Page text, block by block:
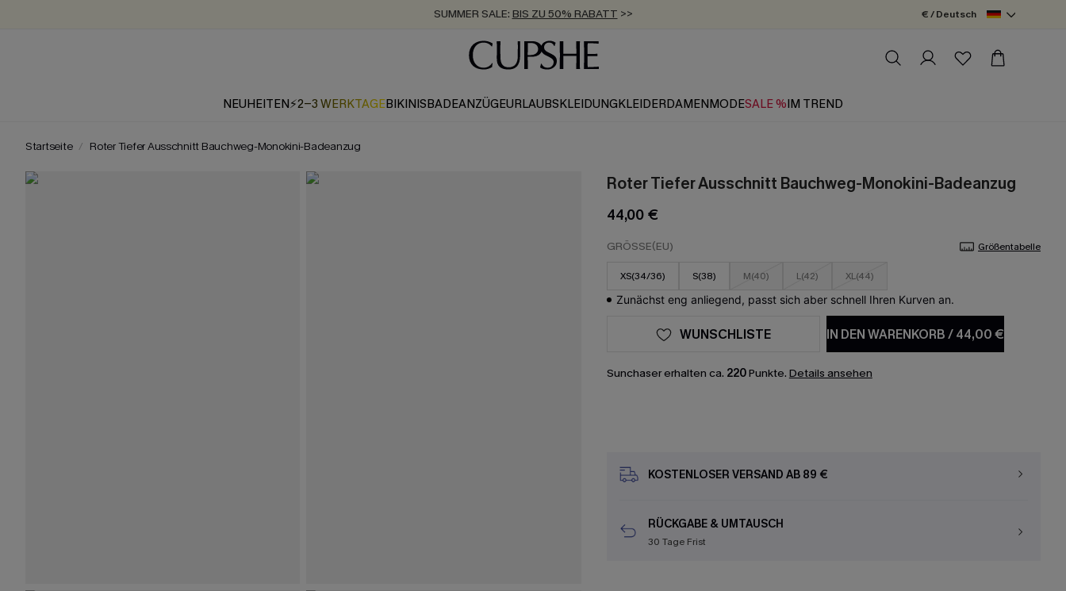
SUMMER SALE: BIS ZU 50% RABATT >>
ZUM NEWSLETTER:BIS ZU -20% EXTRA ERHALTEN
KOSTENLOSER VERSAND AB 89 €
€ / Deutsch
NEUHEITEN⚡2-3 WERKTAGEBIKINISBADEANZÜGEURLAUBSKLEIDUNGKLEIDERDAMENMODESALE %IM TREND
Startseite Roter Tiefer Ausschnitt Bauchweg-Monokini-Badeanzug
Roter Tiefer Ausschnitt Bauchweg-Monokini-Badeanzug
44,00 €
GRÖSSE(EU) Größentabelle
XS(34/36) S(38) M(40) L(42) XL(44)
Zunächst eng anliegend, passt sich aber schnell Ihren Kurven an.
IN DEN WARENKORB/44,00 €
WUNSCHLISTE
Sunchaser erhalten ca. 220Punkte. Details ansehen
KOSTENLOSER VERSAND AB 89 €
RÜCKGABE & UMTAUSCH
30 Tage Frist